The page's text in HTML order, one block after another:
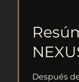
Después